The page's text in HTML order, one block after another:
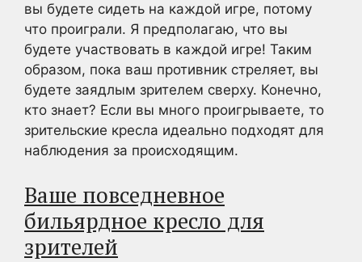
вы будете сидеть на каждой игре, потому
что проиграли. Я предполагаю, что вы
будете участвовать в каждой игре! Таким
образом, пока ваш противник стреляет, вы
будете заядлым зрителем сверху. Конечно,
кто знает? Если вы много проигрываете, то
зрительские кресла идеально подходят для
наблюдения за происходящим.
Ваше повседневное
бильярдное кресло для
зрителей